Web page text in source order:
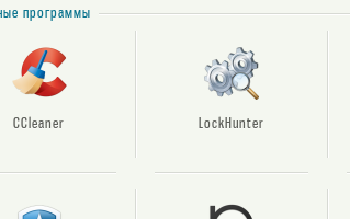
программы
CCleaner LockHunter